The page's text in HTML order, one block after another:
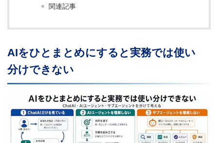
関連記事
AIをひとまとめにすると実務では使い
分けできない